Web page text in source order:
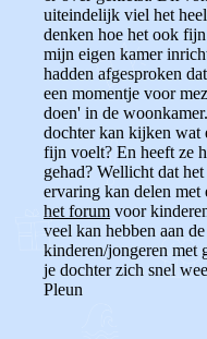
uiteindelijk viel het
denken hoe het ook
mijn eigen kamer
hadden afgesproken
een momentje voor
doen' in de
dochter kan kijken wat
fijn voelt? En heeft ze
gehad? Wellicht dat
ervaring kan delen met
het forum voor
veel kan hebben aan
kinderen/jongeren met
je dochter zich snel
Pleun